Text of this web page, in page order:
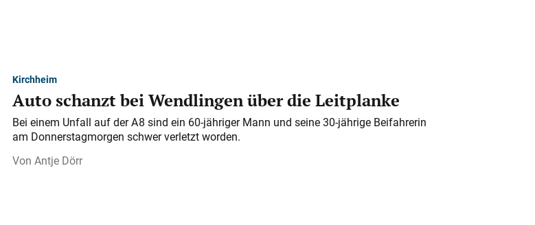
Kirchheim
Auto schanzt bei Wendlingen über die Leitplanke
Bei einem Unfall auf der A 8 sind ein 60-jähriger Mann und seine 30-jährige Beifahrerin
am Donnerstagmorgen schwer verletzt worden.
Antje Dörr